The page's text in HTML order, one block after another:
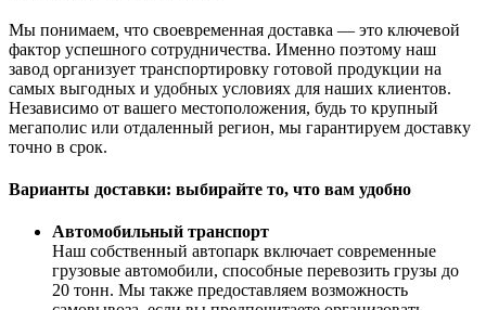
Мы понимаем, что своевременная доставка — это ключевой
фактор успешного сотрудничества. Именно поэтому наш
завод организует транспортировку готовой продукции на
самых выгодных и удобных условиях для наших клиентов.
Независимо от вашего местоположения, будь то крупный
мегаполис или отдаленный регион, мы гарантируем доставку
точно в срок.
Варианты доставки: выбирайте то, что вам удобно
Автомобильный транспорт
Наш собственный автопарк включает современные
грузовые автомобили, способные перевозить грузы до
20 тонн. Мы также предоставляем возможность